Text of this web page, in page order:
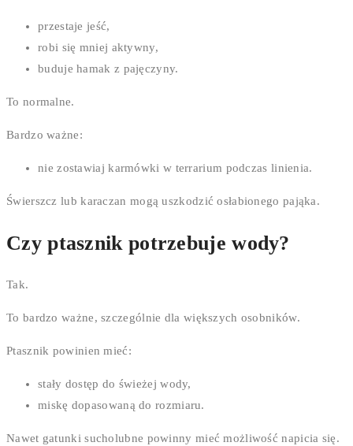
przestaje jeść,
robi się mniej aktywny,
buduje hamak z pajęczyny.
To normalne.
Bardzo ważne:
nie zostawiaj karmówki w terrarium podczas linienia.
Świerszcz lub karaczan mogą uszkodzić osłabionego pająka.
Czy ptasznik potrzebuje wody?
Tak.
To bardzo ważne, szczególnie dla większych osobników.
Ptasznik powinien mieć:
stały dostęp do świeżej wody,
miskę dopasowaną do rozmiaru.
Nawet gatunki sucholubne powinny mieć możliwość napicia się.